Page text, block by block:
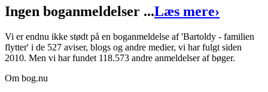
Format:
Indbundet bog
Sider:16
ISBN:9788700354760
Forlag: Gyldendal
Ingen boganmeldelser ...Læs mere›
Vi er endnu ikke stødt på en boganmeldelse af 'Bartoldy - familien
flytter' i de 527 aviser, blogs og andre medier, vi har fulgt siden
2010. Men vi har fundet 118.573 andre anmeldelser af bøger.
Om bog.nu